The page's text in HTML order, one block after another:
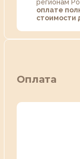
регионам
оплате
стоимости
Оплата